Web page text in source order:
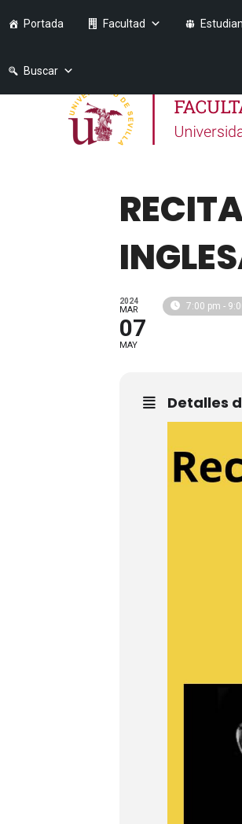
Portada Facultad
Buscar
2024
MAR
07
MAY
7:00 pm -
Detalles